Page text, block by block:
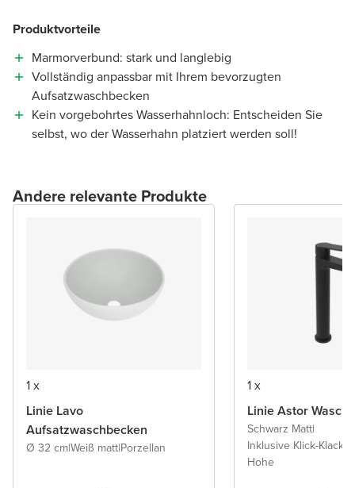
Produktvorteile
Marmorverbund: stark und langlebig
Vollständig anpassbar mit Ihrem bevorzugten
Aufsatzwaschbecken
Kein vorgebohrtes Wasserhahnloch: Entscheiden Sie
selbst, wo der Wasserhahn platziert werden soll!
Andere relevante Produkte
1 x
Linie Lavo
Aufsatzwaschbecken
Ø 32 cm|Weiß matt|Porzellan
1 x
Linie Astor
Schwarz Matt|
Inklusive Klick-Klack
Hohe